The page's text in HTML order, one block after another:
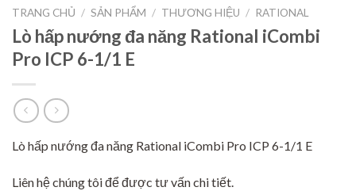
TRANG CHỦ / SẢN PHẨM / THƯƠNG HIỆU / RATIONAL
Lò hấp nướng đa năng Rational iCombi
Pro ICP 6-1/1 E
Lò hấp nướng đa năng Rational iCombi Pro ICP 6-1/1 E
Liên hệ chúng tôi để được tư vấn chi tiết.